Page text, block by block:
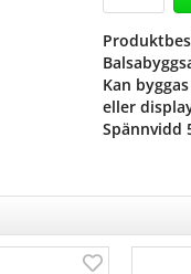
Kan
eller
Spännvidd